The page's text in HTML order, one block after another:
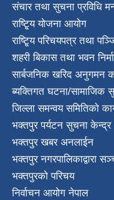
संचार तथा सुचना प्रविधि
राष्टि्ृय योजना आयोग
राष्टि्ृय परिचयपत्र तथा
शहरी बिकास तथा भवन
सार्बजनिक खरिद अनुगमन
ब्यक्तिगत घटना/सामाजिक
जिल्ला समन्वय समितिको
भक्तपुर पर्यटन सुचना केन्द्र
भक्तपुर खबर अनलाईन
भक्तपुर नगरपालिकाद्वारा
भक्तपुरकाे परिचय
निर्वाचन आयोग नेपाल